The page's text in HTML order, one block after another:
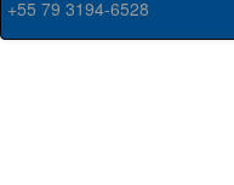
+55 79 3194-6528